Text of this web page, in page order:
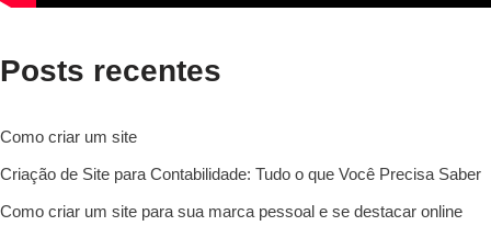
Posts recentes
Como criar um site
Criação de Site para Contabilidade: Tudo o que Você Precisa Saber
Como criar um site para sua marca pessoal e se destacar online